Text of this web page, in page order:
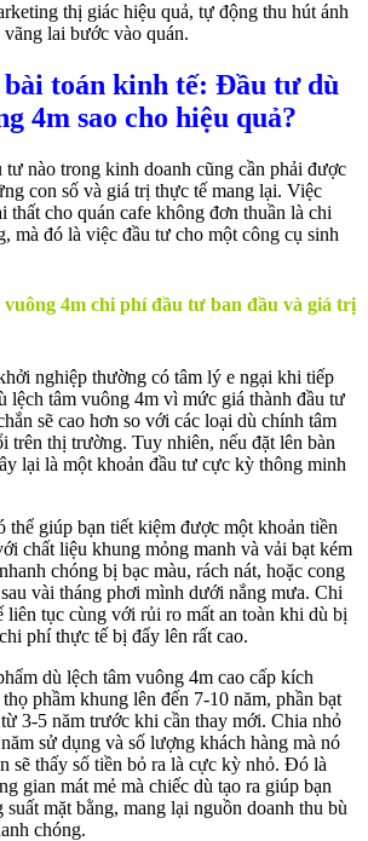
thị giác hiệu quả, tự động thu hút ánh
lai bước vào quán.
toán kinh tế: Đầu tư dù
4m sao cho hiệu quả?
nào trong kinh doanh cũng cần phải được
con số và giá trị thực tế mang lại. Việc
thất cho quán cafe không đơn thuần là chi
mà đó là việc đầu tư cho một công cụ sinh
vuông 4m chi phí đầu tư ban đầu và giá trị
nghiệp thường có tâm lý e ngại khi tiếp
lệch tâm vuông 4m vì mức giá thành đầu tư
sẽ cao hơn so với các loại dù chính tâm
trên thị trường. Tuy nhiên, nếu đặt lên bàn
lại là một khoản đầu tư cực kỳ thông minh
thể giúp bạn tiết kiệm được một khoản tiền
chất liệu khung mỏng manh và vải bạt kém
chóng bị bạc màu, rách nát, hoặc cong
vài tháng phơi mình dưới nắng mưa. Chi
liên tục cùng với rủi ro mất an toàn khi dù bị
phí thực tế bị đẩy lên rất cao.
dù lệch tâm vuông 4m cao cấp kích
phầm khung lên đến 7-10 năm, phần bạt
3-5 năm trước khi cần thay mới. Chia nhỏ
sử dụng và số lượng khách hàng mà nó
sẽ thấy số tiền bỏ ra là cực kỳ nhỏ. Đó là
gian mát mẻ mà chiếc dù tạo ra giúp bạn
suất mặt bằng, mang lại nguồn doanh thu bù
chóng.